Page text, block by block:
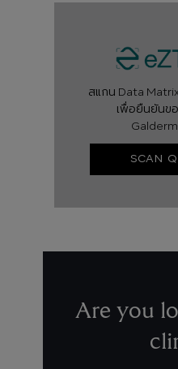
สแกน Data
เพื่อยืนยันข
SCAN
Are you